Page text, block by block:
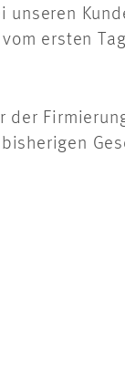
ersten